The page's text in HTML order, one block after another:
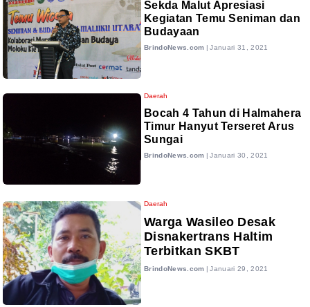
Sekda Malut Apresiasi
Kegiatan Temu Seniman dan
Budayaan
BrindoNews.com | Januari 31, 2021
Daerah
Bocah 4 Tahun di Halmahera
Timur Hanyut Terseret Arus
Sungai
BrindoNews.com | Januari 30, 2021
Daerah
Warga Wasileo Desak
Disnakertrans Haltim
Terbitkan SKBT
BrindoNews.com | Januari 29, 2021